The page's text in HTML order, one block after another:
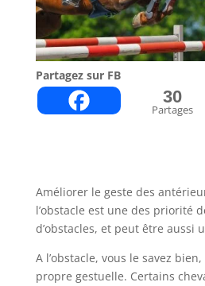
Partagez sur FB
30
Partages
Améliorer le geste des
l’obstacle est une des priorité
d’obstacles, et peut être aussi
A l’obstacle, vous le savez
propre gestuelle. Certains